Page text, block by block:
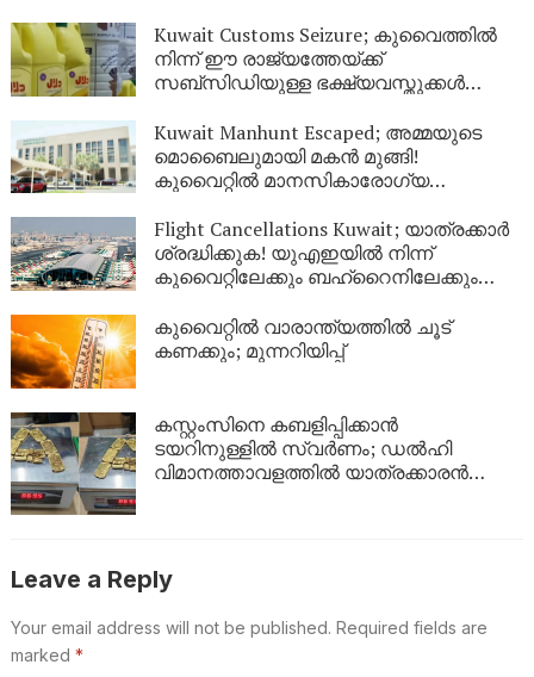
Kuwait Customs Seizure; കുവൈത്തിൽ
നിന്ന് ഈ രാജ്യത്തേയ്ക്ക്
സബ്സിഡിയുള്ള ഭക്ഷ്യവസ്തുക്കൾ
Kuwait Manhunt Escaped; അമ്മയുടെ
മൊബൈലുമായി മകൻ മുങ്ങി!
കുവൈറ്റിൽ മാനസികാരോഗ്യ
യുവാവിനായി പോലീസ് തിരച്ചിൽ
Flight Cancellations Kuwait; യാത്രക്കാർ
ശ്രദ്ധിക്കുക! യുഎഇയിൽ നിന്ന്
കുവൈറ്റിലേക്കും ബഹ്‌റൈനിലേക്കും
ഇങ്ങനെ
കുവൈറ്റിൽ വാരാന്ത്യത്തിൽ ചൂട്
കണക്കും; മുന്നറിയിപ്പ്
കസ്റ്റംസിനെ കബളിപ്പിക്കാൻ
ടയറിനുള്ളിൽ സ്വർണം; ഡൽഹി
വിമാനത്താവളത്തിൽ യാത്രക്കാരൻ
Leave a Reply
Your email address will not be published. Required fields are
marked *